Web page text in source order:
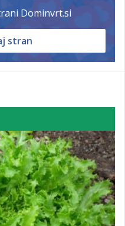
Dominvrt.si
stran